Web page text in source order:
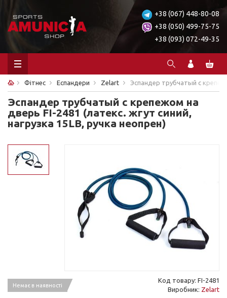
+38 (067) 448-80-08
+38 (050) 499-75-75
+38 (093) 072-49-35
Фітнес Еспандери Zelart Эспандер трубчатый с
Эспандер трубчатый с крепежом на
дверь FI-2481 (латекс. жгут синий,
нагрузка 15LB, ручка неопрен)
Немає в наявності
Код товару: FI-2481
Виробник: Zelart